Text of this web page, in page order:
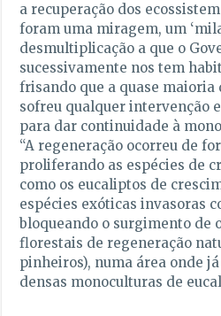
a recuperação dos
foram uma miragem, um
desmultiplicação a que o
sucessivamente nos tem
frisando que a quase maioria
sofreu qualquer intervenção
para dar continuidade à
“A regeneração ocorreu de
proliferando as espécies de
como os eucaliptos de
espécies exóticas invasoras
bloqueando o surgimento de
florestais de regeneração
pinheiros), numa área onde
densas monoculturas de